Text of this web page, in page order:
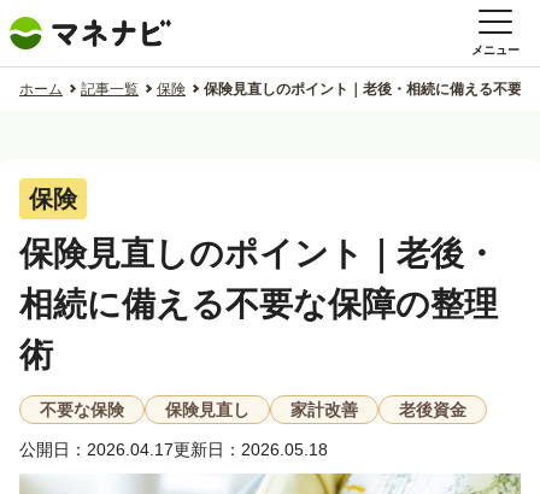
メニュー
ホーム 記事一覧 保険 保険見直しのポイント｜老後・相続に備える不要
保険
保険見直しのポイント｜老後・
相続に備える不要な保障の整理
術
不要な保険 保険見直し 家計改善 老後資金
公開日：2026.04.17更新日：2026.05.18